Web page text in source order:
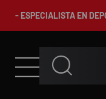
- ESPECIALISTA EN